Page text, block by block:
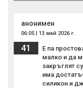
анонимен
06:05 | 13 май 2026 г.
41
Е па
малко и да
закръглят
има
силикон и